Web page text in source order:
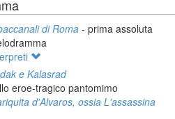
di Roma - prima assoluta
e Kalasrad
eroe-tragico pantomimo
d'Alvaros, ossia L'assassina